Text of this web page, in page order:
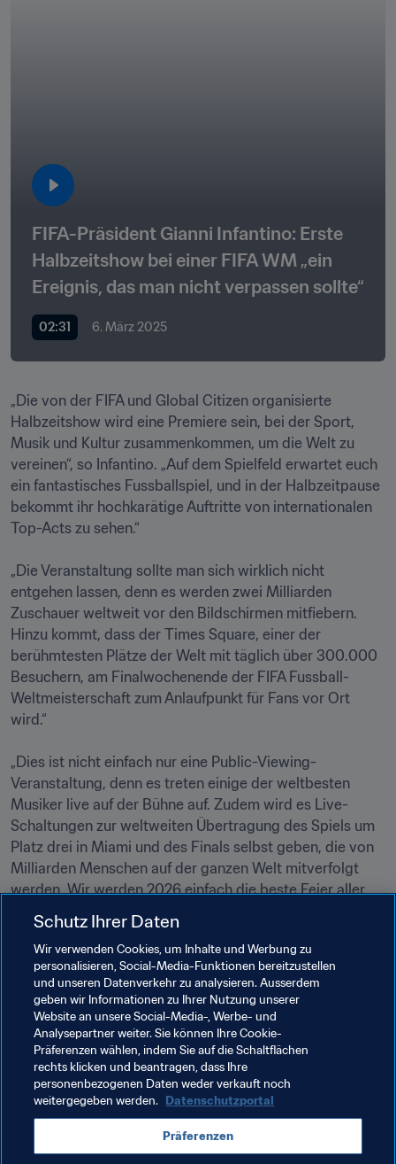
FIFA-Präsident Gianni Infantino: Erste
Halbzeitshow bei einer FIFA WM „ein
Ereignis, das man nicht verpassen sollte“
02:31 6. März 2025
„Die von der FIFA und Global Citizen organisierte
Halbzeitshow wird eine Premiere sein, bei der Sport,
Musik und Kultur zusammenkommen, um die Welt zu
vereinen“, so Infantino. „Auf dem Spielfeld erwartet euch
ein fantastisches Fussballspiel, und in der Halbzeitpause
bekommt ihr hochkarätige Auftritte von internationalen
Top-Acts zu sehen.“
„Die Veranstaltung sollte man sich wirklich nicht
entgehen lassen, denn es werden zwei Milliarden
Zuschauer weltweit vor den Bildschirmen mitfiebern.
Hinzu kommt, dass der Times Square, einer der
berühmtesten Plätze der Welt mit täglich über 300.000
Besuchern, am Finalwochenende der FIFA Fussball-
Weltmeisterschaft zum Anlaufpunkt für Fans vor Ort
wird.“
„Dies ist nicht einfach nur eine Public-Viewing-
Veranstaltung, denn es treten einige der weltbesten
Musiker live auf der Bühne auf. Zudem wird es Live-
Schaltungen zur weltweiten Übertragung des Spiels um
Platz drei in Miami und des Finals selbst geben, die von
Milliarden Menschen auf der ganzen Welt mitverfolgt
werden. Wir werden 2026 einfach die beste Feier aller
Verwandte Themen
FIFA-Präsident Organisation Organisation
FIFA Fussball-Weltmeisterschaft 2026™ USA
Concacaf
Schutz Ihrer Daten
Wir verwenden Cookies, um Inhalte und Werbung zu
personalisieren, Social-Media-Funktionen bereitzustellen
und unseren Datenverkehr zu analysieren. Ausserdem
geben wir Informationen zu Ihrer Nutzung unserer
Website an unsere Social-Media-, Werbe- und
Analysepartner weiter. Sie können Ihre Cookie-
Präferenzen wählen, indem Sie auf die Schaltflächen
rechts klicken und beantragen, dass Ihre
personenbezogenen Daten weder verkauft noch
weitergegeben werden. Datenschutzportal
Präferenzen